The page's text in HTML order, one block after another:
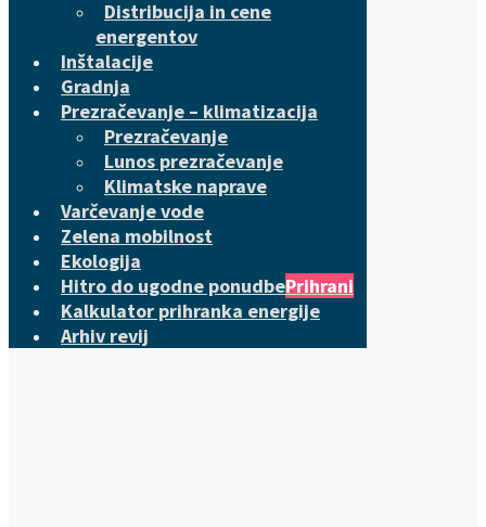
Distribucija in cene
energentov
Inštalacije
Gradnja
Prezračevanje – klimatizacija
Prezračevanje
Lunos prezračevanje
Klimatske naprave
Varčevanje vode
Zelena mobilnost
Ekologija
Hitro do ugodne ponudbePrihrani
Kalkulator prihranka energije
Arhiv revij